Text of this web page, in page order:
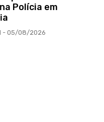
Polícia em
- 05/08/2026